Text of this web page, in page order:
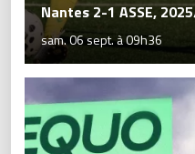
Nantes 2-1 ASSE,
sam. 06 sept. à 09h36